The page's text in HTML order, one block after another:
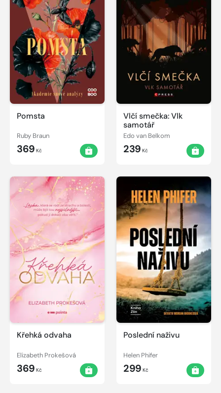
Pomsta
Ruby Braun
369 Kč
Vlčí smečka: Vlk
samotář
Edo van Belkom
239 Kč
Křehká odvaha
Elizabeth Prokešová
369 Kč
Poslední naživu
Helen Phifer
299 Kč